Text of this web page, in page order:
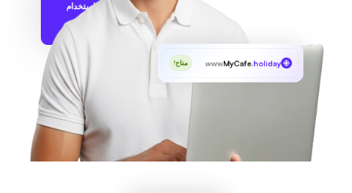
الاقتراح باستخدام
wwwMyCafe.holiday متاح!